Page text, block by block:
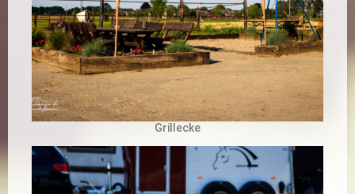
Grillecke